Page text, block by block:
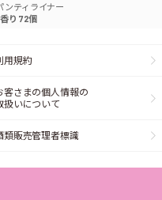
ンティライナー
り 72個
用規約
客さまの個人情報の
扱いについて
類販売管理者標識